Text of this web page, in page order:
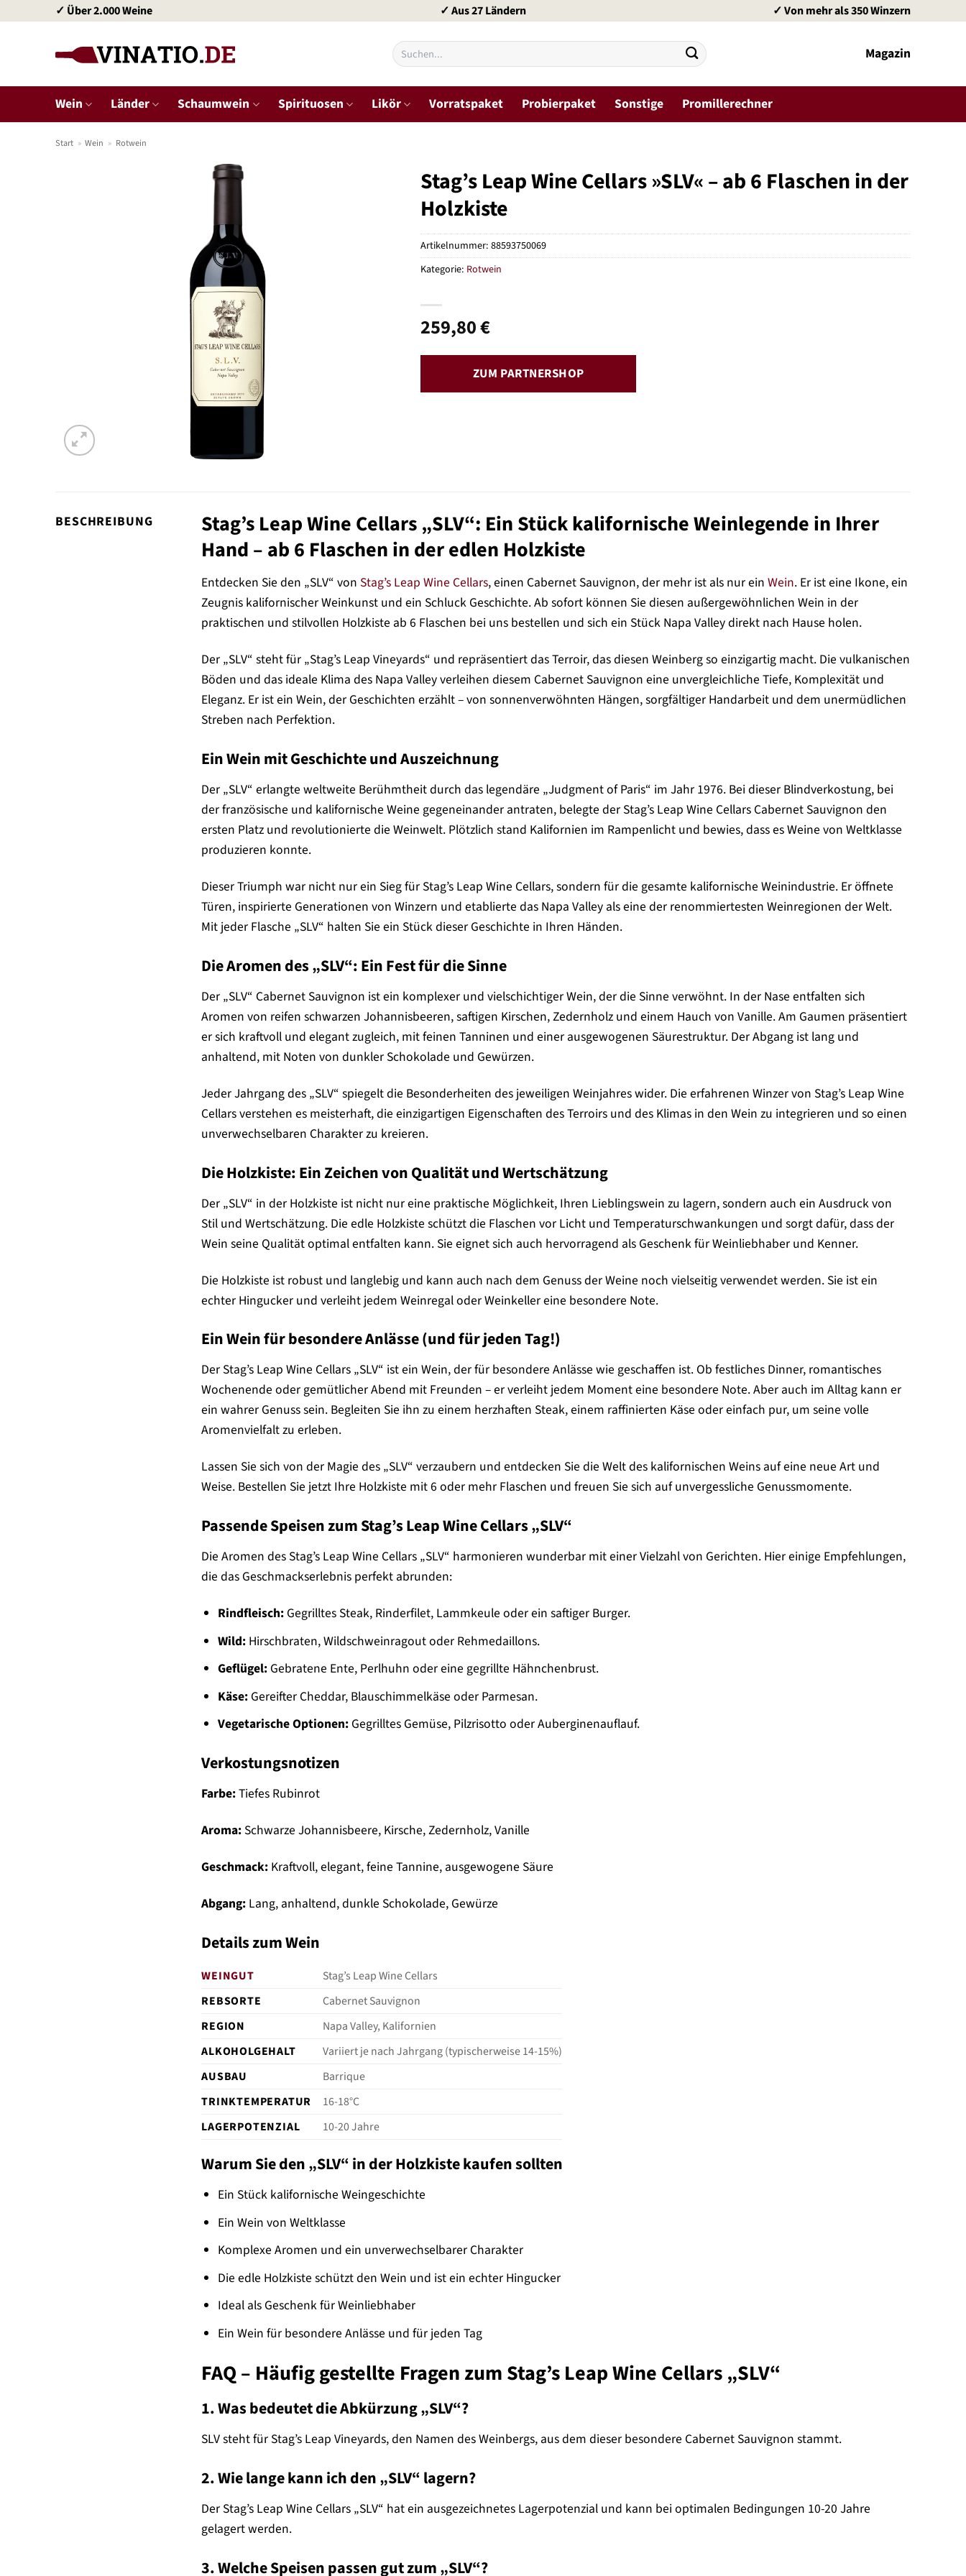
✓ Über 2.000 Weine ✓ Aus 27 Ländern ✓ Von mehr als 350 Winzern
Suchen
nach:
Magazin
Wein Länder Schaumwein Spirituosen Likör Vorratspaket Probierpaket Sonstige Promillerechner
Start » Wein » Rotwein
Stag’s Leap Wine Cellars »SLV« – ab 6 Flaschen in der
Holzkiste
259,80€
ZUM PARTNERSHOP
Artikelnummer:88593750069
Kategorie: Rotwein
BESCHREIBUNG
Stag’s Leap Wine Cellars „SLV“: Ein Stück kalifornische Weinlegende in Ihrer
Hand – ab 6 Flaschen in der edlen Holzkiste
Entdecken Sie den „SLV“ von Stag’s Leap Wine Cellars, einen Cabernet Sauvignon, der mehr ist als nur einWein. Er ist eine Ikone, ein
Zeugnis kalifornischer Weinkunst und ein Schluck Geschichte. Ab sofort können Sie diesen außergewöhnlichen Wein in der
praktischen und stilvollen Holzkiste ab 6 Flaschen bei uns bestellen und sich ein Stück Napa Valley direkt nach Hause holen.
Der „SLV“ steht für „Stag’s Leap Vineyards“ und repräsentiert das Terroir, das diesen Weinberg so einzigartig macht. Die vulkanischen
Böden und das ideale Klima des Napa Valley verleihen diesem Cabernet Sauvignon eine unvergleichliche Tiefe, Komplexität und
Eleganz. Er ist ein Wein, der Geschichten erzählt – von sonnenverwöhnten Hängen, sorgfältiger Handarbeit und dem unermüdlichen
Streben nach Perfektion.
Ein Wein mit Geschichte und Auszeichnung
Der „SLV“ erlangte weltweite Berühmtheit durch das legendäre „Judgment of Paris“ im Jahr 1976. Bei dieser Blindverkostung, bei
der französische und kalifornische Weine gegeneinander antraten, belegte der Stag’s Leap Wine Cellars Cabernet Sauvignon den
ersten Platz und revolutionierte die Weinwelt. Plötzlich stand Kalifornien im Rampenlicht und bewies, dass es Weine von Weltklasse
produzieren konnte.
Dieser Triumph war nicht nur ein Sieg für Stag’s Leap Wine Cellars, sondern für die gesamte kalifornische Weinindustrie. Er öffnete
Türen, inspirierte Generationen von Winzern und etablierte das Napa Valley als eine der renommiertesten Weinregionen der Welt.
Mit jeder Flasche „SLV“ halten Sie ein Stück dieser Geschichte in Ihren Händen.
Die Aromen des „SLV“: Ein Fest für die Sinne
Der „SLV“ Cabernet Sauvignon ist ein komplexer und vielschichtiger Wein, der die Sinne verwöhnt. In der Nase entfalten sich
Aromen von reifen schwarzen Johannisbeeren, saftigen Kirschen, Zedernholz und einem Hauch von Vanille. Am Gaumen präsentiert
er sich kraftvoll und elegant zugleich, mit feinen Tanninen und einer ausgewogenen Säurestruktur. Der Abgang ist lang und
anhaltend, mit Noten von dunkler Schokolade und Gewürzen.
Jeder Jahrgang des „SLV“ spiegelt die Besonderheiten des jeweiligen Weinjahres wider. Die erfahrenen Winzer von Stag’s Leap Wine
Cellars verstehen es meisterhaft, die einzigartigen Eigenschaften des Terroirs und des Klimas in den Wein zu integrieren und so einen
unverwechselbaren Charakter zu kreieren.
Die Holzkiste: Ein Zeichen von Qualität und Wertschätzung
Der „SLV“ in der Holzkiste ist nicht nur eine praktische Möglichkeit, Ihren Lieblingswein zu lagern, sondern auch ein Ausdruck von
Stil und Wertschätzung. Die edle Holzkiste schützt die Flaschen vor Licht und Temperaturschwankungen und sorgt dafür, dass der
Wein seine Qualität optimal entfalten kann. Sie eignet sich auch hervorragend als Geschenk für Weinliebhaber und Kenner.
Die Holzkiste ist robust und langlebig und kann auch nach dem Genuss der Weine noch vielseitig verwendet werden. Sie ist ein
echter Hingucker und verleiht jedem Weinregal oder Weinkeller eine besondere Note.
Ein Wein für besondere Anlässe (und für jeden Tag!)
Der Stag’s Leap Wine Cellars „SLV“ ist ein Wein, der für besondere Anlässe wie geschaffen ist. Ob festliches Dinner, romantisches
Wochenende oder gemütlicher Abend mit Freunden – er verleiht jedem Moment eine besondere Note. Aber auch im Alltag kann er
ein wahrer Genuss sein. Begleiten Sie ihn zu einem herzhaften Steak, einem raffinierten Käse oder einfach pur, um seine volle
Aromenvielfalt zu erleben.
Lassen Sie sich von der Magie des „SLV“ verzaubern und entdecken Sie die Welt des kalifornischen Weins auf eine neue Art und
Weise. Bestellen Sie jetzt Ihre Holzkiste mit 6 oder mehr Flaschen und freuen Sie sich auf unvergessliche Genussmomente.
Passende Speisen zum Stag’s Leap Wine Cellars „SLV“
Die Aromen des Stag’s Leap Wine Cellars „SLV“ harmonieren wunderbar mit einer Vielzahl von Gerichten. Hier einige Empfehlungen,
die das Geschmackserlebnis perfekt abrunden:
Rindfleisch: Gegrilltes Steak, Rinderfilet, Lammkeule oder ein saftiger Burger.
Wild: Hirschbraten, Wildschweinragout oder Rehmedaillons.
Geflügel: Gebratene Ente, Perlhuhn oder eine gegrillte Hähnchenbrust.
Käse: Gereifter Cheddar, Blauschimmelkäse oder Parmesan.
Vegetarische Optionen: Gegrilltes Gemüse, Pilzrisotto oder Auberginenauflauf.
Verkostungsnotizen
Farbe:Tiefes Rubinrot
Aroma: Schwarze Johannisbeere, Kirsche, Zedernholz, Vanille
Geschmack: Kraftvoll, elegant, feine Tannine, ausgewogene Säure
Abgang: Lang, anhaltend, dunkle Schokolade, Gewürze
Details zum Wein
WEINGUT
Stag’s Leap Wine Cellars
REBSORTE
Cabernet Sauvignon
REGION
Napa Valley, Kalifornien
ALKOHOLGEHALT
Variiert je nach Jahrgang (typischerweise 14-15%)
AUSBAU
Barrique
TRINKTEMPERATUR
16-18°C
LAGERPOTENZIAL
10-20 Jahre
Warum Sie den „SLV“ in der Holzkiste kaufen sollten
Ein Stück kalifornische Weingeschichte
Ein Wein von Weltklasse
Komplexe Aromen und ein unverwechselbarer Charakter
Die edle Holzkiste schützt den Wein und ist ein echter Hingucker
Ideal als Geschenk für Weinliebhaber
Ein Wein für besondere Anlässe und für jeden Tag
FAQ – Häufig gestellte Fragen zum Stag’s Leap Wine Cellars „SLV“
1. Was bedeutet die Abkürzung „SLV“?
SLV steht für Stag’s Leap Vineyards, den Namen des Weinbergs, aus dem dieser besondere Cabernet Sauvignon stammt.
2. Wie lange kann ich den „SLV“ lagern?
Der Stag’s Leap Wine Cellars „SLV“ hat ein ausgezeichnetes Lagerpotenzial und kann bei optimalen Bedingungen 10-20 Jahre
gelagert werden.
3. Welche Speisen passen gut zum „SLV“?